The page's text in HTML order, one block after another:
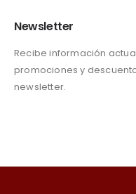
Newsletter
Recibe información
promociones y
newsletter.